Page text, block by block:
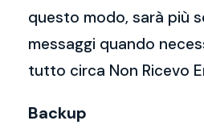
questo modo, sarà più
messaggi quando
tutto circa Non Ricevo
Backup